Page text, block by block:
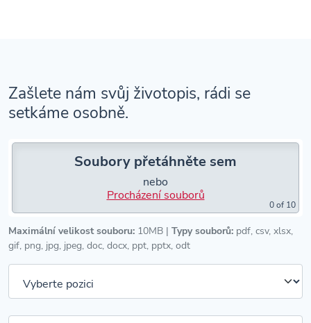
Zašlete nám svůj životopis, rádi se
setkáme osobně.
Soubory přetáhněte sem
nebo
Procházení souborů
0of 10
Maximální velikost souboru: 10MB | Typy souborů: pdf, csv, xlsx,
gif, png, jpg, jpeg, doc, docx, ppt, pptx, odt